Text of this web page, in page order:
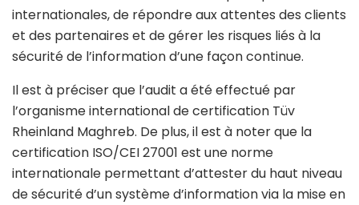
internationales, de répondre aux attentes des clients
et des partenaires et de gérer les risques liés à la
sécurité de l’information d’une façon continue.
Il est à préciser que l’audit a été effectué par
l’organisme international de certification Tüv
Rheinland Maghreb. De plus, il est à noter que la
certification ISO/CEI 27001 est une norme
internationale permettant d’attester du haut niveau
de sécurité d’un système d’information via la mise en